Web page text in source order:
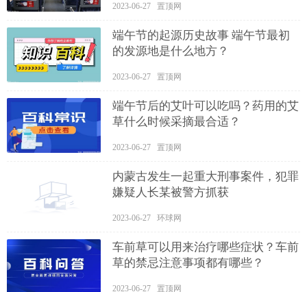
2023-06-27 置顶网
端午节的起源历史故事 端午节最初
的发源地是什么地方？
2023-06-27 置顶网
端午节后的艾叶可以吃吗？药用的艾
草什么时候采摘最合适？
2023-06-27 置顶网
内蒙古发生一起重大刑事案件，犯罪
嫌疑人长某被警方抓获
2023-06-27 环球网
车前草可以用来治疗哪些症状？车前
草的禁忌注意事项都有哪些？
2023-06-27 置顶网